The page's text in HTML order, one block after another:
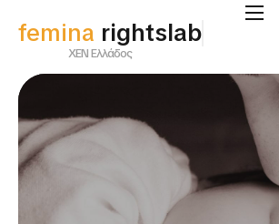
femina rightslab
ΧΕΝ Ελλάδος